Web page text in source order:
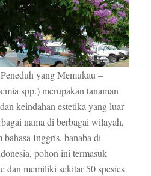
yang Memukau –
spp.) merupakan tanaman
keindahan estetika yang luar
nama di berbagai wilayah,
Inggris, banaba di
pohon ini termasuk
dan memiliki sekitar 50 spesies